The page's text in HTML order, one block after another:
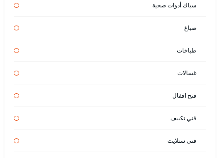
سباك أدوات صحية
صباغ
طباخات
غسالات
فتح اقفال
فني تكييف
فني ستلايت